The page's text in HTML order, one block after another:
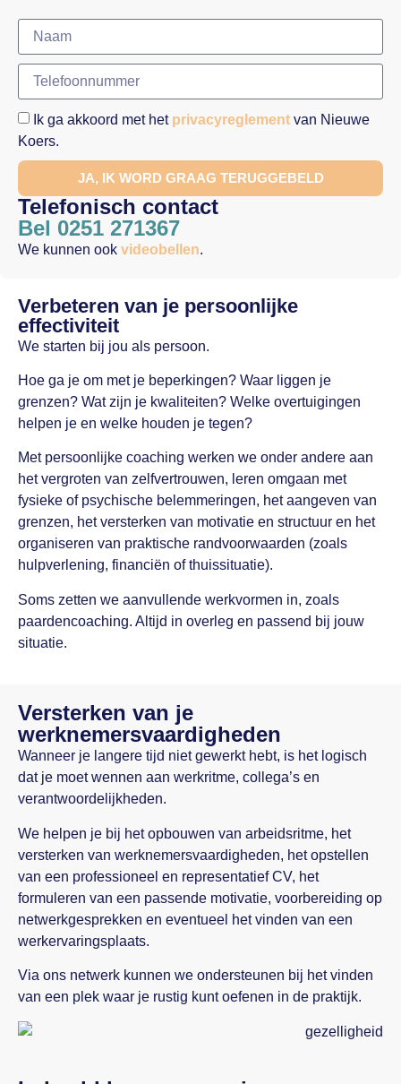
Verbeteren van je persoonlijke
effectiviteit
We starten bij jou als persoon.
Hoe ga je om met je beperkingen? Waar liggen je
grenzen? Wat zijn je kwaliteiten? Welke overtuigingen
helpen je en welke houden je tegen?
Met persoonlijke coaching werken we onder andere aan
het vergroten van zelfvertrouwen, leren omgaan met
fysieke of psychische belemmeringen, het aangeven van
grenzen, het versterken van motivatie en structuur en het
organiseren van praktische randvoorwaarden (zoals
hulpverlening, financiën of thuissituatie).
Soms zetten we aanvullende werkvormen in, zoals
paardencoaching. Altijd in overleg en passend bij jouw
situatie.
Ik ga akkoord met het privacyreglement van Nieuwe
Koers.
JA, IK WORD GRAAG TERUGGEBELD
Telefonisch contact
Bel 0251 271367
We kunnen ook videobellen.
Versterken van je
werknemersvaardigheden
Wanneer je langere tijd niet gewerkt hebt, is het logisch
dat je moet wennen aan werkritme, collega’s en
verantwoordelijkheden.
We helpen je bij het opbouwen van arbeidsritme, het
versterken van werknemersvaardigheden, het opstellen
van een professioneel en representatief CV, het
formuleren van een passende motivatie, voorbereiding op
netwerkgesprekken en eventueel het vinden van een
werkervaringsplaats.
Via ons netwerk kunnen we ondersteunen bij het vinden
van een plek waar je rustig kunt oefenen in de praktijk.